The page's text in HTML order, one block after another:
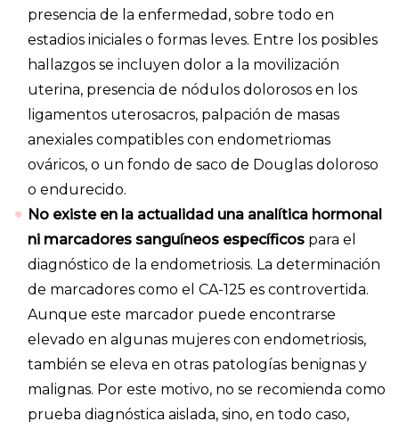
presencia de la enfermedad, sobre todo en
estadios iniciales o formas leves. Entre los posibles
hallazgos se incluyen dolor a la movilización
uterina, presencia de nódulos dolorosos en los
ligamentos uterosacros, palpación de masas
anexiales compatibles con endometriomas
ováricos, o un fondo de saco de Douglas doloroso
o endurecido.
No existe en la actualidad una analítica hormonal
ni marcadores sanguíneos específicos para el
diagnóstico de la endometriosis. La determinación
de marcadores como el CA-125 es controvertida.
Aunque este marcador puede encontrarse
elevado en algunas mujeres con endometriosis,
también se eleva en otras patologías benignas y
malignas. Por este motivo, no se recomienda como
prueba diagnóstica aislada, sino, en todo caso,